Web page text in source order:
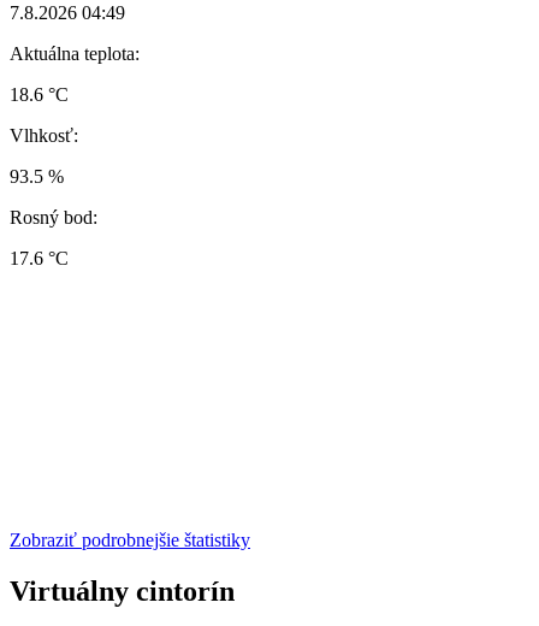
7.8.2026 04:49
Aktuálna teplota:
18.6 °C
Vlhkosť:
93.5 %
Rosný bod:
17.6 °C
Zobraziť podrobnejšie štatistiky
Virtuálny cintorín